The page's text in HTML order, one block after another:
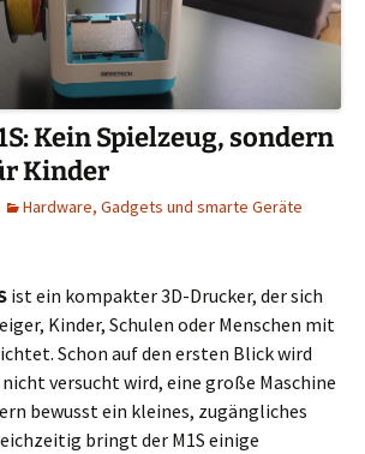
Kein Spielzeug, sondern
Kinder
Hardware, Gadgets und smarte Geräte
ist ein kompakter 3D-Drucker, der sich
Kinder, Schulen oder Menschen mit
Schon auf den ersten Blick wird
versucht wird, eine große Maschine
bewusst ein kleines, zugängliches
bringt der M1S einige